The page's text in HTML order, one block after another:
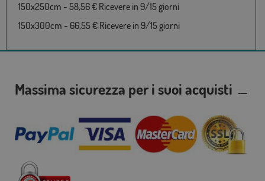
150x250cm - 58,56 € Ricevere in 9/15 giorni
150x300cm - 66,55 € Ricevere in 9/15 giorni
Massima sicurezza per i suoi acquisti